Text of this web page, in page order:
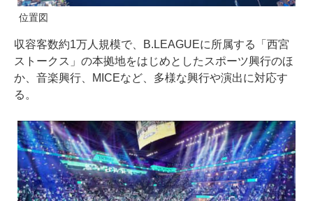
位置図
収容客数約1万人規模で、B.LEAGUEに所属する「西宮
ストークス」の本拠地をはじめとしたスポーツ興行のほ
か、音楽興行、MICEなど、多様な興行や演出に対応す
る。